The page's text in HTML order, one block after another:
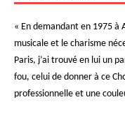
« En demandant en 1975
musicale et le charisme
Paris, j’ai trouvé en lui un
fou, celui de donner à ce
professionnelle et une